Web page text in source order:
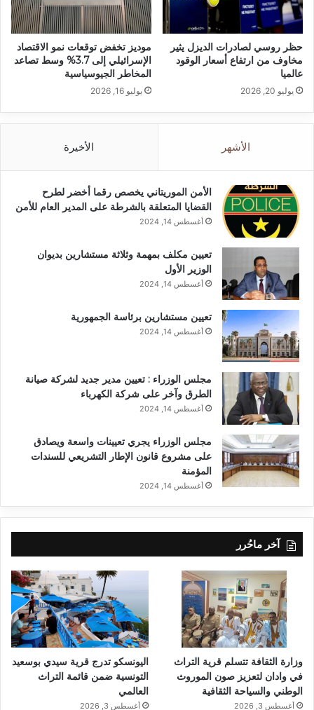
حظر روسي لصادرات الديزل يثير
مخاوف من ارتفاع أسعار الوقود
عالميا
يوليو 20, 2026
موديز تخفض توقعات نمو الاقتصاد
الإسرائيلي إلى 3.7% وسط تصاعد
المخاطر الجيوسياسية
يوليو 16, 2026
الأشهر الأخيرة
الأمن الموريتاني يخصص رقما أخضر لطرح
القضايا المتعلقة بالشرطة على المدير العام للأمن
أغسطس 14, 2024
تعيين مكلف بمهمة وثلاثة مستشارين بديوان
الوزير الأول
أغسطس 14, 2024
تعيين مستشارين برئاسة الجمهورية
أغسطس 14, 2024
مجلس الوزراء : تعيين مدير جديد لشركة صيانة
الطرق وآخر على شركة الكهرباء
أغسطس 14, 2024
مجلس الوزراء يجري تعيينات واسعة ويصادق
على مشروع قانون الإطار التشريعي للسندات
المؤمنة
أغسطس 14, 2024
آخر ماحُرر
وزارة الثقافة تتسلم قرية التراث
في وادان لتعزيز صون الموروث
الوطني والسياحة الثقافية
أغسطس 3, 2026
اليونسكو تدرج قرية سيدي بوسعيد
التونسية ضمن قائمة التراث
العالمي
أغسطس 3, 2026